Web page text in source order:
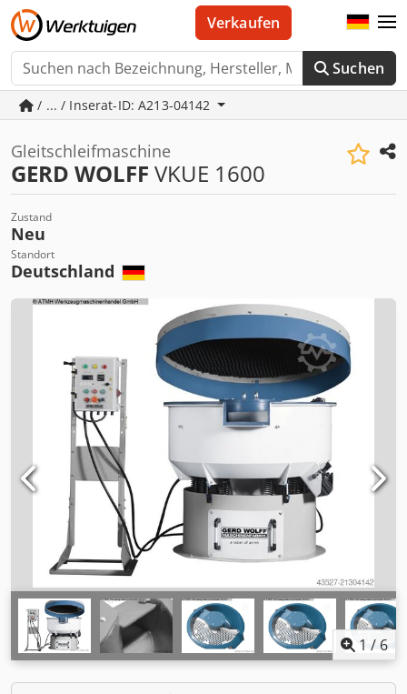
Suchen
Verkaufen
/ ... / Inserat-ID: A213-04142
Gleitschleifmaschine
GERD WOLFF VKUE 1600
Zustand
Neu
Standort
Deutschland
1 /6